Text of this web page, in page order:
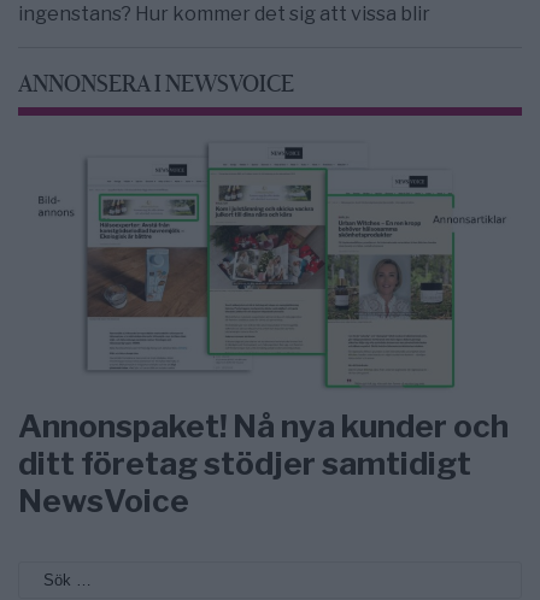
ingenstans? Hur kommer det sig att vissa blir
ANNONSERA I NEWSVOICE
Annonspaket! Nå nya kunder och
ditt företag stödjer samtidigt
NewsVoice